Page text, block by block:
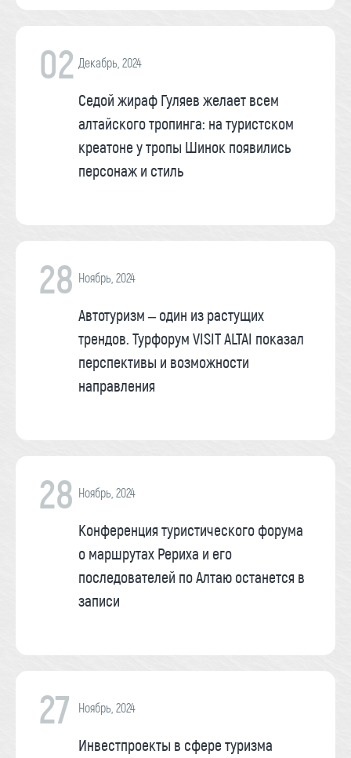
02 Декабрь, 2024
Седой жираф Гуляев желает всем
алтайского тропинга: на туристском
креатоне у тропы Шинок появились
персонаж и стиль
28 Ноябрь, 2024
Автотуризм – один из растущих
трендов. Турфорум VISIT ALTAI показал
перспективы и возможности
направления
28 Ноябрь, 2024
Конференция туристического форума
о маршрутах Рериха и его
последователей по Алтаю останется в
записи
27 Ноябрь, 2024
Инвестпроекты в сфере туризма